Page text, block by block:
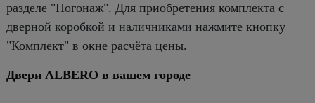
разделе "Погонаж". Для приобретения комплекта с
дверной коробкой и наличниками нажмите кнопку
"Комплект" в окне расчёта цены.
Двери ALBERO в вашем городе